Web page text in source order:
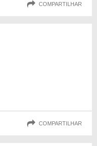
COMPARTILHAR
COMPARTILHAR